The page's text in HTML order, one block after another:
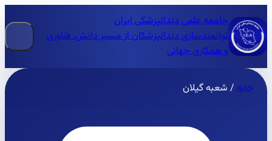
جامعه علمی دندانپزشکی ایران
توانمندسازی دندانپزشکان از مسیر دانش، فناوری
و همکاری جهانی
خانه / شعبه گیلان